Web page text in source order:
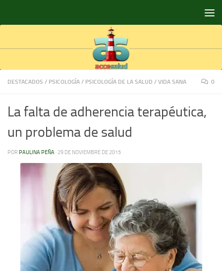
DESTACADOS / PSICOLOGÍA / PSICOLOGÍA DE LA SALUD / VIDA SANA 0
La falta de adherencia terapéutica,
un problema de salud
POR PAULINA PEÑA · 29 DE NOVIEMBRE DE 2015